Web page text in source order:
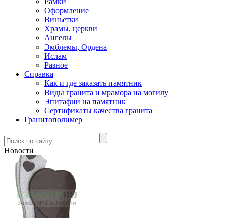
Оформление
Виньетки
Храмы, церкви
Ангелы
Эмблемы, Ордена
Ислам
Разное
Справка
Как и где заказать памятник
Виды гранита и мрамора на могилу
Эпитафии на памятник
Сертификаты качества гранита
Гранитополимер
Новости